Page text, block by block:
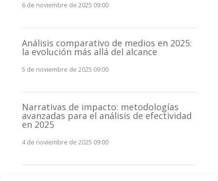
6 de noviembre de 2025 09:00
Análisis comparativo de medios en 2025:
la evolución más allá del alcance
5 de noviembre de 2025 09:00
Narrativas de impacto: metodologías
avanzadas para el análisis de efectividad
en 2025
4 de noviembre de 2025 09:00